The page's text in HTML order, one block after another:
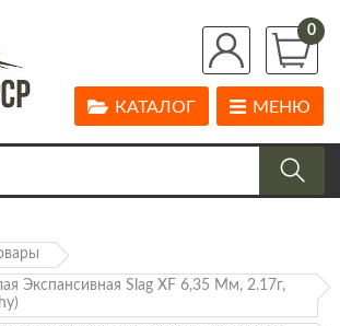
0
МЕНЮ
КАТАЛОГ
Экспансивная Slag XF 6,35 Мм, 2.17г,